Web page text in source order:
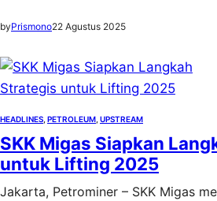
byPrismono22 Agustus 2025
HEADLINES PETROLEUM UPSTREAM
SKK Migas Siapkan
untuk Lifting 2025
Jakarta, Petrominer – SKK Migas